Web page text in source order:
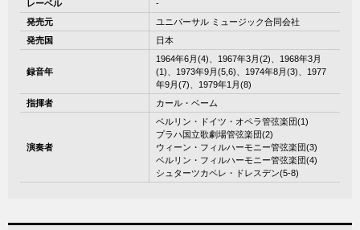
レーベル
-
発売元
ユニバーサル ミュージック合同会社
発売国
日本
録音年
1964年6月(4)、1967年3月(2)、1968年3月
(1)、1973年9月(5,6)、1974年8月(3)、1977
年9月(7)、1979年1月(8)
指揮者
カール・ベーム
演奏者
ベルリン・ドイツ・オペラ管弦楽団(1)
プラハ国立歌劇場管弦楽団(2)
ウィーン・フィルハーモニー管弦楽団(3)
ベルリン・フィルハーモニー管弦楽団(4)
シュターツカペレ・ドレスデン(5-8)